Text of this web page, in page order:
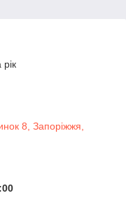
8, Запоріжжя,